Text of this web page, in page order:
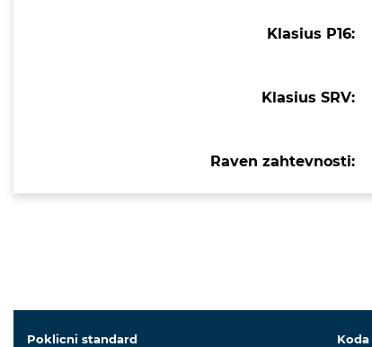
Klasius P16:
Klasius SRV:
Raven zahtevnosti:
Poklicni standard Koda